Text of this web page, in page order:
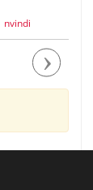
nvindi
Next